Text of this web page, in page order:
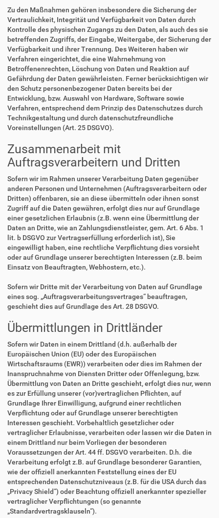
Zu den Maßnahmen gehören insbesondere die Sicherung der
Vertraulichkeit, Integrität und Verfügbarkeit von Daten durch
Kontrolle des physischen Zugangs zu den Daten, als auch des sie
betreffenden Zugriffs, der Eingabe, Weitergabe, der Sicherung der
Verfügbarkeit und ihrer Trennung. Des Weiteren haben wir
Verfahren eingerichtet, die eine Wahrnehmung von
Betroffenenrechten, Löschung von Daten und Reaktion auf
Gefährdung der Daten gewährleisten. Ferner berücksichtigen wir
den Schutz personenbezogener Daten bereits bei der
Entwicklung, bzw. Auswahl von Hardware, Software sowie
Verfahren, entsprechend dem Prinzip des Datenschutzes durch
Technikgestaltung und durch datenschutzfreundliche
Voreinstellungen (Art. 25 DSGVO).
Zusammenarbeit mit
Auftragsverarbeitern und Dritten
Sofern wir im Rahmen unserer Verarbeitung Daten gegenüber
anderen Personen und Unternehmen (Auftragsverarbeitern oder
Dritten) offenbaren, sie an diese übermitteln oder ihnen sonst
Zugriff auf die Daten gewähren, erfolgt dies nur auf Grundlage
einer gesetzlichen Erlaubnis (z.B. wenn eine Übermittlung der
Daten an Dritte, wie an Zahlungsdienstleister, gem. Art. 6 Abs. 1
lit. b DSGVO zur Vertragserfüllung erforderlich ist), Sie
eingewilligt haben, eine rechtliche Verpflichtung dies vorsieht
oder auf Grundlage unserer berechtigten Interessen (z.B. beim
Einsatz von Beauftragten, Webhostern, etc.).
Sofern wir Dritte mit der Verarbeitung von Daten auf Grundlage
eines sog. „Auftragsverarbeitungsvertrages“ beauftragen,
geschieht dies auf Grundlage des Art. 28 DSGVO.
Übermittlungen in Drittländer
Sofern wir Daten in einem Drittland (d.h. außerhalb der
Europäischen Union (EU) oder des Europäischen
Wirtschaftsraums (EWR)) verarbeiten oder dies im Rahmen der
Inanspruchnahme von Diensten Dritter oder Offenlegung, bzw.
Übermittlung von Daten an Dritte geschieht, erfolgt dies nur, wenn
es zur Erfüllung unserer (vor)vertraglichen Pflichten, auf
Grundlage Ihrer Einwilligung, aufgrund einer rechtlichen
Verpflichtung oder auf Grundlage unserer berechtigten
Interessen geschieht. Vorbehaltlich gesetzlicher oder
vertraglicher Erlaubnisse, verarbeiten oder lassen wir die Daten in
einem Drittland nur beim Vorliegen der besonderen
Voraussetzungen der Art. 44 ff. DSGVO verarbeiten. D.h. die
Verarbeitung erfolgt z.B. auf Grundlage besonderer Garantien,
wie der offiziell anerkannten Feststellung eines der EU
entsprechenden Datenschutzniveaus (z.B. für die USA durch das
„Privacy Shield“) oder Beachtung offiziell anerkannter spezieller
vertraglicher Verpflichtungen (so genannte
„Standardvertragsklauseln“).